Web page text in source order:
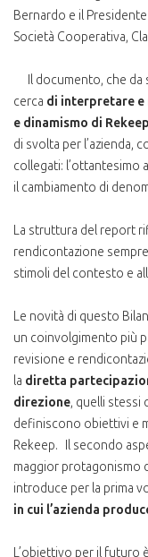
Bernardo e il
Società Cooperativa,
Il documento, che da
cerca di interpretare e
e dinamismo di Rekeep
di svolta per l’azienda,
collegati: l’ottantesimo
il cambiamento di
La struttura del report
rendicontazione
stimoli del contesto e
Le novità di questo
un coinvolgimento più
revisione e
la diretta
direzione, quelli stessi
definiscono obiettivi e
Rekeep. Il secondo
maggior protagonismo
introduce per la prima
in cui l’azienda
L’obiettivo per il futuro